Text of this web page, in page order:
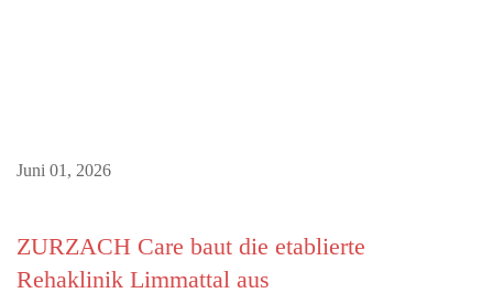
Juni 01, 2026
ZURZACH Care baut die etablierte
Rehaklinik Limmattal aus